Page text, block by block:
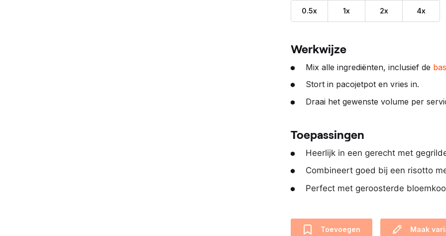
0.5x 1x 2x 4x
Werkwijze
Mix alle ingrediënten, inclusief de
Stort in pacojetpot en vries in.
Draai het gewenste volume per
Toepassingen
Heerlijk in een gerecht met
Combineert goed bij een risotto
Perfect met geroosterde
Toevoegen Maak